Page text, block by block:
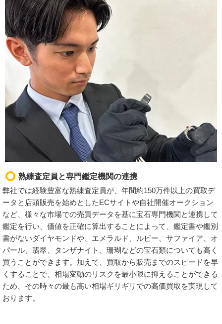
熟練査定員と専門鑑定機関の連携
弊社では経験豊富な熟練査定員が、年間約150万件以上の買取デ
ータと店頭販売を始めとしたECサイトや自社開催オークション
など、様々な市場での売買データを基に宝石専門機関と連携して
鑑定を行い、価値を正確に算出することによって、鑑定書や鑑別
書がないダイヤモンドや、エメラルド、ルビー、サファイア、オ
パール、翡翠、タンザナイト、珊瑚などの宝石類についても高く
買うことができます。加えて、買取から販売までのスピードを早
くすることで、相場変動のリスクを最小限に抑えることができる
ため、その時々の最も高い相場ギリギリでの高価買取を実現して
おります。